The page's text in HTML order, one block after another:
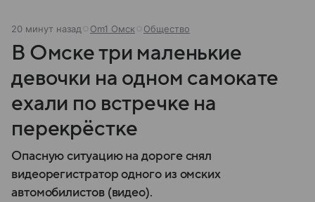
20 минут назад Om1 Омск Общество
В Омске три маленькие
девочки на одном самокате
ехали по встречке на
перекрёстке
Опасную ситуацию на дороге снял
видеорегистратор одного из омских
автомобилистов (видео).